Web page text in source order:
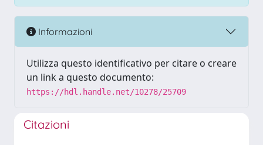
Informazioni
Utilizza questo identificativo per citare o creare
un link a questo documento:
https://hdl.handle.net/10278/25709
Citazioni